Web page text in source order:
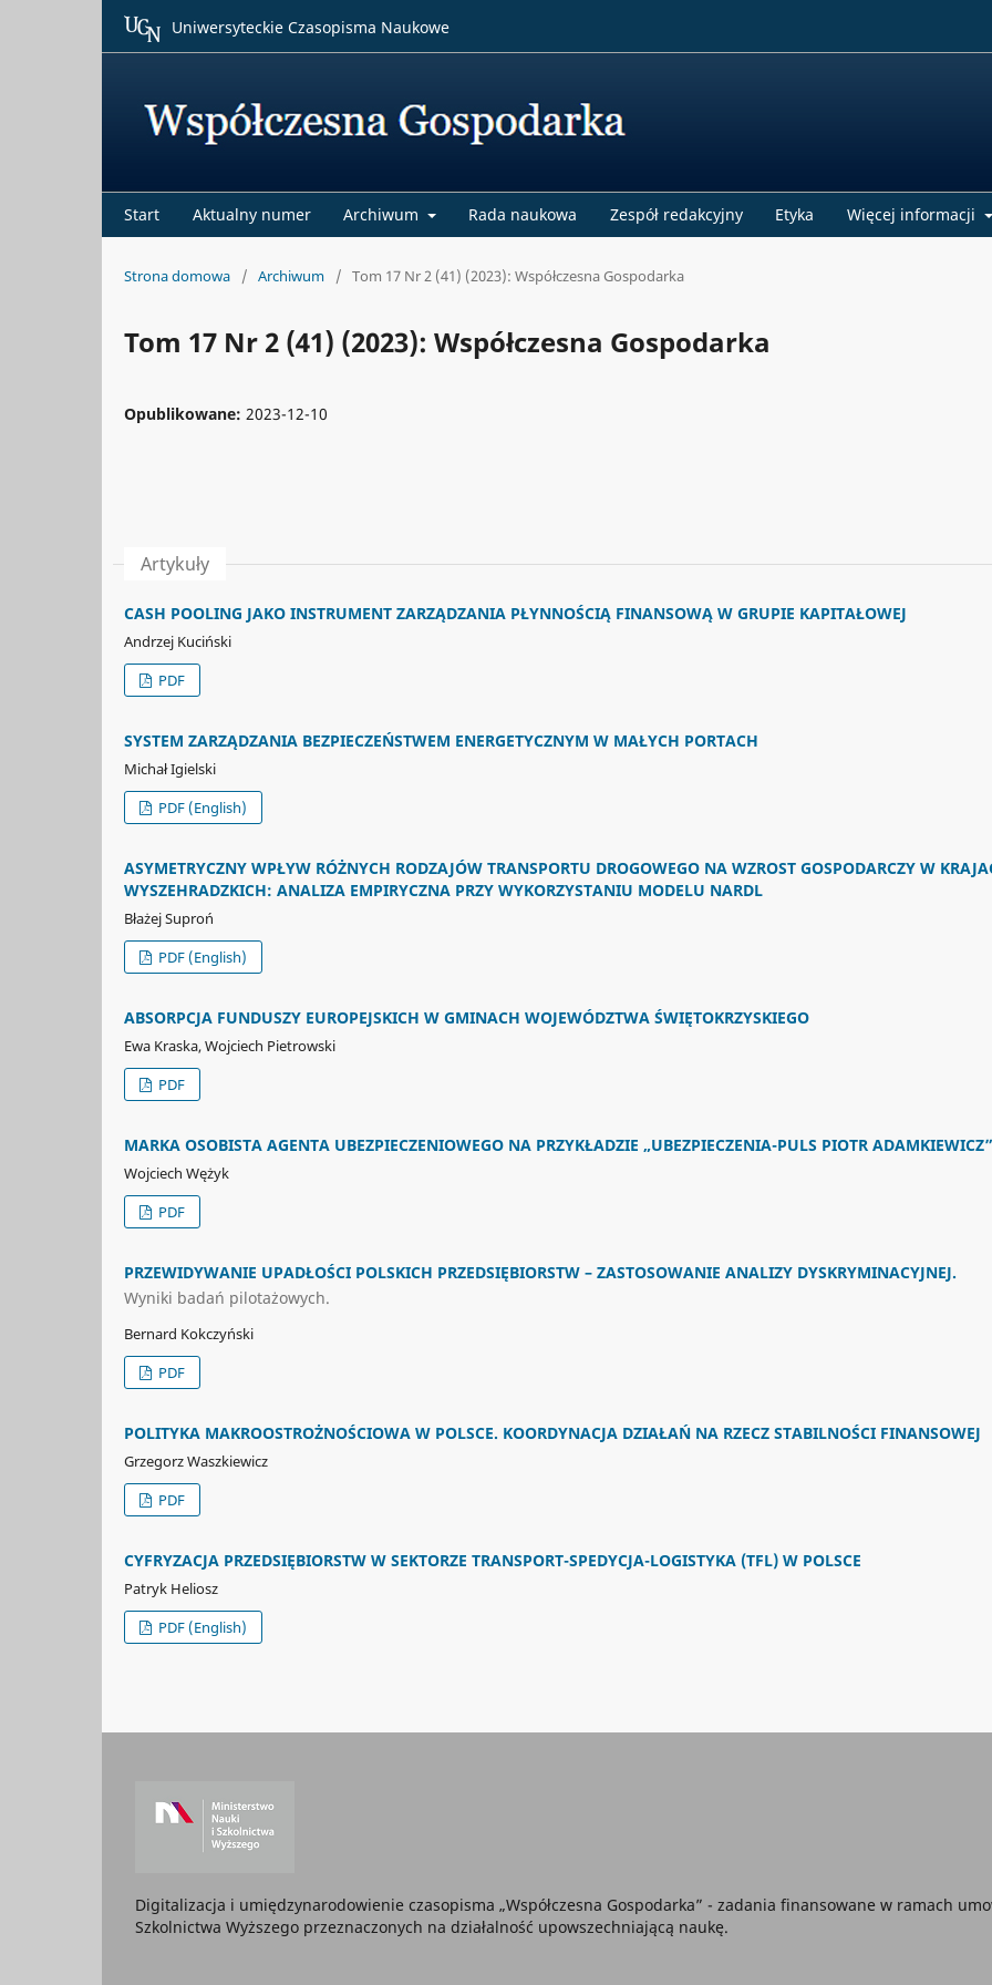
Start Aktualny numer Archiwum Rada naukowa Zespół redakcyjny Etyka Więcej informacji
Uniwersyteckie Czasopisma Naukowe
Strona domowa / Archiwum / Tom 17 Nr 2 (41) (2023): Współczesna Gospodarka
Tom 17 Nr 2 (41) (2023): Współczesna Gospodarka
Opublikowane: 2023-12-10
Artykuły
CASH POOLING JAKO INSTRUMENT ZARZĄDZANIA PŁYNNOŚCIĄ FINANSOWĄ W GRUPIE KAPITAŁOWEJ
Andrzej Kuciński
PDF
SYSTEM ZARZĄDZANIA BEZPIECZEŃSTWEM ENERGETYCZNYM W MAŁYCH PORTACH
Michał Igielski
PDF (English)
ASYMETRYCZNY WPŁYW RÓŻNYCH RODZAJÓW TRANSPORTU DROGOWEGO NA WZROST GOSPODARCZY W
WYSZEHRADZKICH: ANALIZA EMPIRYCZNA PRZY WYKORZYSTANIU MODELU NARDL
Błażej Suproń
PDF (English)
ABSORPCJA FUNDUSZY EUROPEJSKICH W GMINACH WOJEWÓDZTWA ŚWIĘTOKRZYSKIEGO
Ewa Kraska, Wojciech Pietrowski
PDF
MARKA OSOBISTA AGENTA UBEZPIECZENIOWEGO NA PRZYKŁADZIE „UBEZPIECZENIA-PULS PIOTR ADAMKIEWICZ”
Wojciech Wężyk
PDF
PRZEWIDYWANIE UPADŁOŚCI POLSKICH PRZEDSIĘBIORSTW – ZASTOSOWANIE ANALIZY DYSKRYMINACYJNEJ.
Wyniki badań pilotażowych.
Bernard Kokczyński
PDF
POLITYKA MAKROOSTROŻNOŚCIOWA W POLSCE. KOORDYNACJA DZIAŁAŃ NA RZECZ STABILNOŚCI FINANSOWEJ
Grzegorz Waszkiewicz
PDF
CYFRYZACJA PRZEDSIĘBIORSTW W SEKTORZE TRANSPORT-SPEDYCJA-LOGISTYKA (TFL) W POLSCE
Patryk Heliosz
PDF (English)
Digitalizacja i umiędzynarodowienie czasopisma „Współczesna Gospodarka” - zadania finansowane w ramach
Szkolnictwa Wyższego przeznaczonych na działalność upowszechniającą naukę.